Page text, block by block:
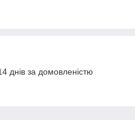
днів за домовленістю